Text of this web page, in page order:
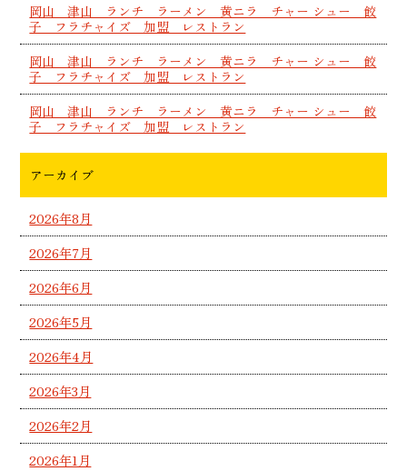
岡山 津山 ランチ ラーメン 黄ニラ チャー シュー 餃
子 フラチャイズ 加盟 レストラン
岡山 津山 ランチ ラーメン 黄ニラ チャー シュー 餃
子 フラチャイズ 加盟 レストラン
岡山 津山 ランチ ラーメン 黄ニラ チャー シュー 餃
子 フラチャイズ 加盟 レストラン
アーカイブ
2026年8月
2026年7月
2026年6月
2026年5月
2026年4月
2026年3月
2026年2月
2026年1月